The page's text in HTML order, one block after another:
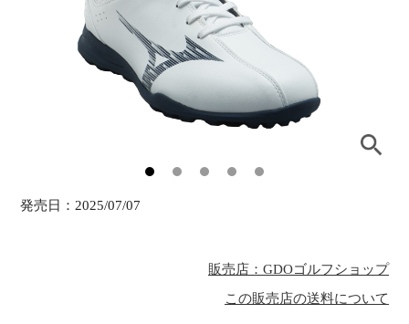
発売日： 2025/07/07
販売店：GDOゴルフショップ
この販売店の送料について